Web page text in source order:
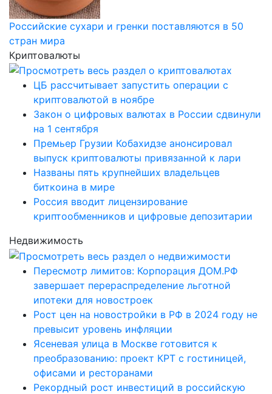
Российские сухари и гренки поставляются в 50
стран мира
Криптовалюты
ЦБ рассчитывает запустить операции с
криптовалютой в ноябре
Закон о цифровых валютах в России сдвинули
на 1 сентября
Премьер Грузии Кобахидзе анонсировал
выпуск криптовалюты привязанной к лари
Названы пять крупнейших владельцев
биткоина в мире
Россия вводит лицензирование
криптообменников и цифровые депозитарии
Недвижимость
Пересмотр лимитов: Корпорация ДОМ.РФ
завершает перераспределение льготной
ипотеки для новостроек
Рост цен на новостройки в РФ в 2024 году не
превысит уровень инфляции
Ясеневая улица в Москве готовится к
преобразованию: проект КРТ с гостиницей,
офисами и ресторанами
Рекордный рост инвестиций в российскую